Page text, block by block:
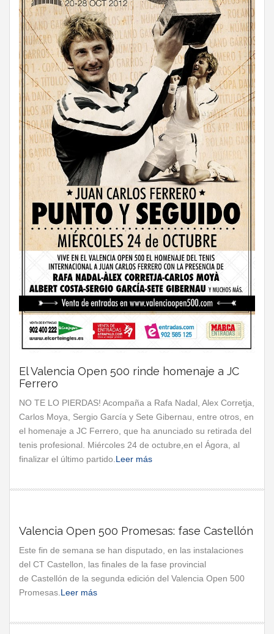
El Valencia Open 500 rinde homenaje a JC
Ferrero
NO TE LO PIERDAS! Acompaña a Rafa Nadal, Alex Corretja,
Carlos Moya, Sergio García y Sete Gibernau, entre otros, en
el homenaje a JC Ferrero, que ha anunciado su retirada del
tenis profesional. Miércoles 24 de octubre,en el Ágora, al
finalizar el último partido. Leer más
Valencia Open 500 Promesas: fase Castellón
Este fin de semana se han disputado, en las instalaciones
del CT Castellon, las finales de la fase provincial
de Castellón de la segunda edición del Valencia Open 500
Promesas. Leer más